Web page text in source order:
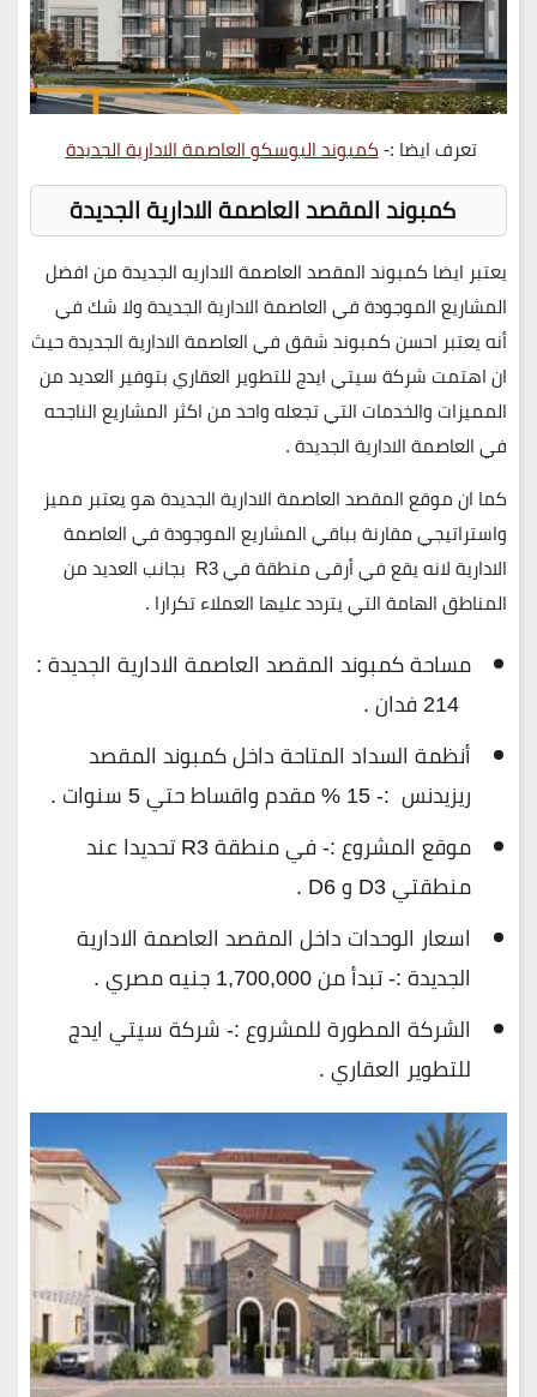
تعرف ايضا :-كمبوند البوسكو العاصمة الادارية الجديدة
كمبوند المقصد العاصمة الادارية الجديدة
يعتبر ايضا كمبوند المقصد العاصمة الاداريه الجديدة من افضل
المشاريع الموجودة في العاصمة الادارية الجديدة ولا شك في
أنه يعتبر احسن كمبوند شقق في العاصمة الادارية الجديدة حيث
ان اهتمت شركة سيتي ايدج للتطوير العقاري بتوفير العديد من
المميزات والخدمات التي تجعله واحد من اكثر المشاريع الناجحه
في العاصمة الادارية الجديدة .
كما ان موقع المقصد العاصمة الادارية الجديدة هو يعتبر مميز
واستراتيجي مقارنة بباقي المشاريع الموجودة في العاصمة
الادارية لانه يقع في أرقى منطقة في R3 بجانب العديد من
المناطق الهامة التي يتردد عليها العملاء تكرارا .
مساحة كمبوند المقصد العاصمة الادارية الجديدة :
أنظمة السداد المتاحة داخل كمبوند المقصد
ريزيدنس :- 15 % مقدم واقساط حتي 5 سنوات .
موقع المشروع :- في منطقة R3 تحديدا عند
منطقتي D3 و D6 .
اسعار الوحدات داخل المقصد العاصمة الادارية
الجديدة :- تبدأ من 1,700,000 جنيه مصري .
الشركة المطورة للمشروع :- شركة سيتي ايدج
للتطوير العقاري .